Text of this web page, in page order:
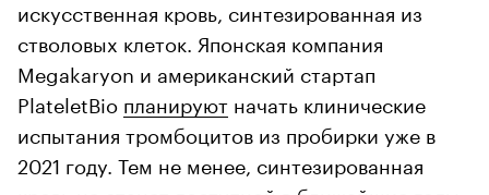
искусственная кровь, синтезированная из
стволовых клеток. Японская компания
Megakaryon и американский стартап
PlateletBio планируют начать клинические
испытания тромбоцитов из пробирки уже в
2021 году. Тем не менее, синтезированная